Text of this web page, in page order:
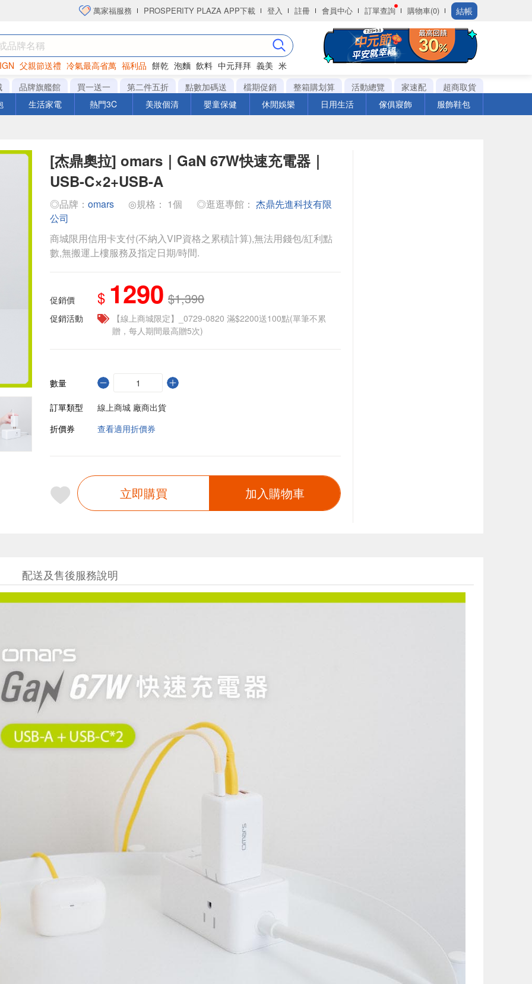
萬家福服務 PROSPERITY PLAZA APP下載 登入 註冊 會員中心 訂單查詢 購物車(0) 結帳
父親節送禮 冷氣最高省萬 福利品 餅乾 泡麵 飲料 中元拜拜 義美 米
衛生紙
品牌旗艦館 買一送一 第二件五折 點數加碼送 檔期促銷 整箱購划算 活動總覽 家速配
超商取貨
生活家電 熱門3C 美妝個清 嬰童保健 休閒娛樂 日用生活 傢俱寢飾 服飾鞋包
[杰鼎奧拉] omars｜GaN 67W快速充電器｜
USB-C×2+USB-A
◎品牌： omars ◎規格： 1個 ◎逛逛專館： 杰鼎先進科技有限
公司
商城限用信用卡支付(不納入VIP資格之累積計算),無法用錢包/紅利點
數,無搬運上樓服務及指定日期/時間.
促銷價 $ 1290 $1,390
促銷活動
【線上商城限定】_0729-0820 滿$2200送100點(單筆不累
贈，每人期間最高贈5次)
數量
訂單類型
線上商城 廠商出貨
折價券
查看適用折價券
立即購買 加入購物車
配送及售後服務說明